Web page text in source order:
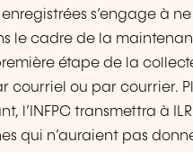
s’engage à
le cadre de la
étape de la
courriel ou par courrier.
l’INFPC transmettra à
qui n’auraient pas